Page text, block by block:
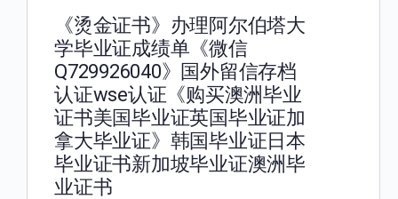
《烫金证书》办理阿尔伯塔大
学毕业证成绩单《微信
Q729926040》国外留信存档
认证wse认证《购买澳洲毕业
证书美国毕业证英国毕业证加
拿大毕业证》韩国毕业证日本
毕业证书新加坡毕业证澳洲毕
业证书